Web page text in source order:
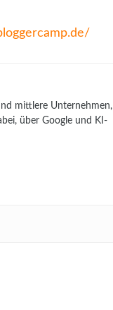
mittlere Unternehmen,
über Google und KI-